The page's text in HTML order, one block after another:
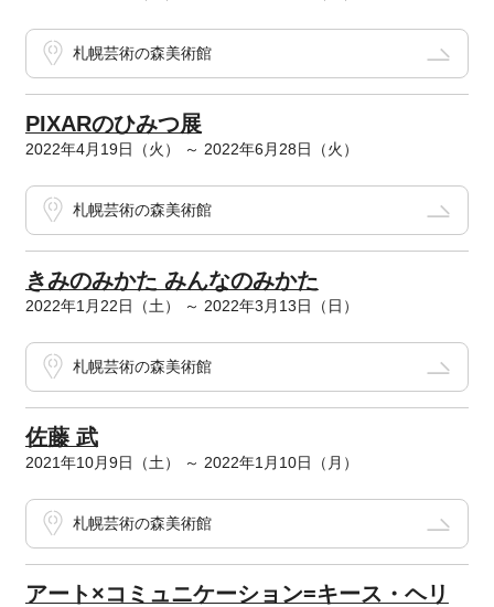
札幌芸術の森美術館
PIXARのひみつ展
2022年4月19日（火） ～ 2022年6月28日（火）
札幌芸術の森美術館
きみのみかた みんなのみかた
2022年1月22日（土） ～ 2022年3月13日（日）
札幌芸術の森美術館
佐藤 武
2021年10月9日（土） ～ 2022年1月10日（月）
札幌芸術の森美術館
アート×コミュニケーション=キース・ヘリ